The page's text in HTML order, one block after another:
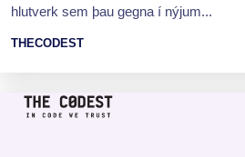
hlutverk sem þau gegna í nýjum...
THECODEST